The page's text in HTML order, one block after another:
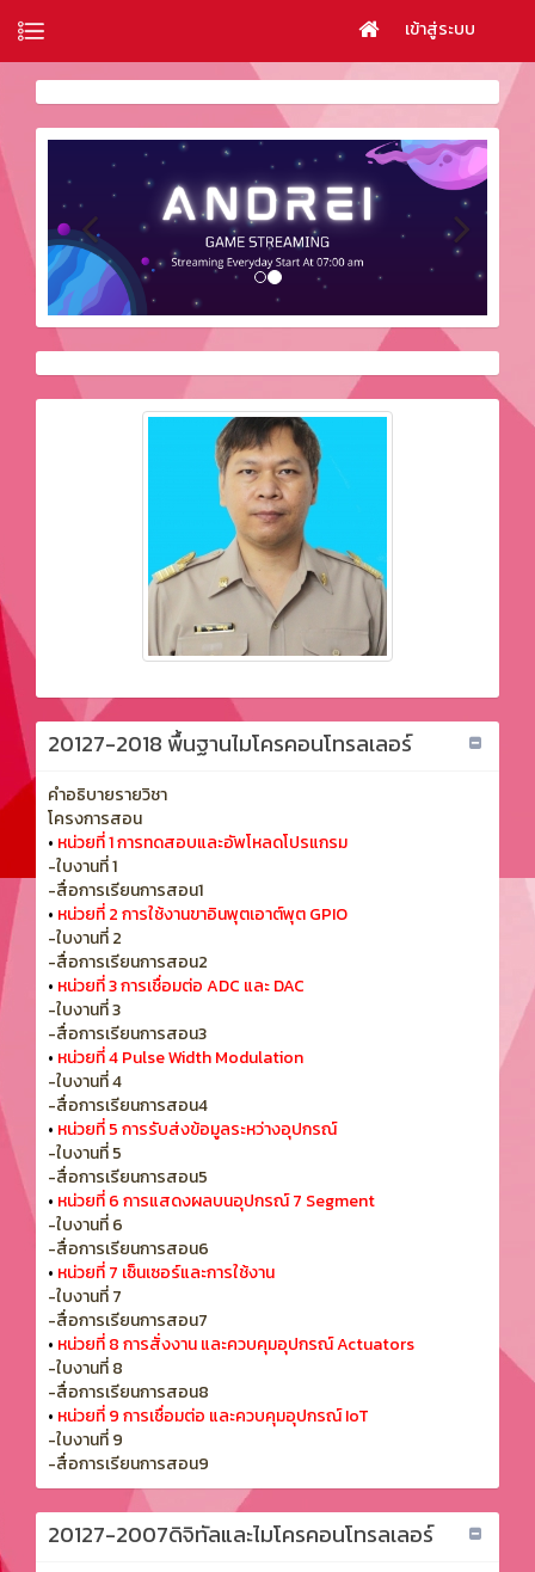
เข้าสู่ระบบ
20127-2018 พื้นฐานไมโครคอนโทรลเลอร์
คำอธิบายรายวิชา
โครงการสอน
• หน่วยที่ 1 การทดสอบและอัพโหลดโปรแกรม
-ใบงานที่ 1
-สื่อการเรียนการสอน1
• หน่วยที่ 2 การใช้งานขาอินพุตเอาต์พุต GPIO
-ใบงานที่ 2
-สื่อการเรียนการสอน2
• หน่วยที่ 3 การเชื่อมต่อ ADC และ DAC
-ใบงานที่ 3
-สื่อการเรียนการสอน3
• หน่วยที่ 4 Pulse Width Modulation
-ใบงานที่ 4
-สื่อการเรียนการสอน4
• หน่วยที่ 5 การรับส่งข้อมูลระหว่างอุปกรณ์
-ใบงานที่ 5
-สื่อการเรียนการสอน5
• หน่วยที่ 6 การแสดงผลบนอุปกรณ์ 7 Segment
-ใบงานที่ 6
-สื่อการเรียนการสอน6
• หน่วยที่ 7 เซ็นเซอร์และการใช้งาน
-ใบงานที่ 7
-สื่อการเรียนการสอน7
• หน่วยที่ 8 การสั่งงาน และควบคุมอุปกรณ์ Actuators
-ใบงานที่ 8
-สื่อการเรียนการสอน8
• หน่วยที่ 9 การเชื่อมต่อ และควบคุมอุปกรณ์ IoT
-ใบงานที่ 9
-สื่อการเรียนการสอน9
20127-2007ดิจิทัลและไมโครคอนโทรลเลอร์